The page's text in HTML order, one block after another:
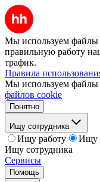
Мы используем файлы
правильную работу
трафик.
Правила
Мы используем файлы
файлов cookie
Понятно
Ищу сотрудника
Ищу работу
Ищу
Ищу сотрудника
Сервисы
Помощь